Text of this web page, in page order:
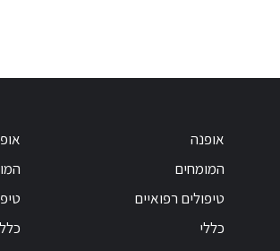
אופנה
המומחים
טיפולים רפואיים
כללי